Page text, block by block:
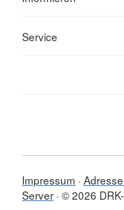
Service
Impressum
Server © 2026